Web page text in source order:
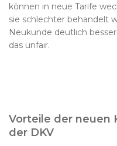
können in neue Tarife
sie schlechter behandelt
Neukunde deutlich
das unfair.
Vorteile der neuen
der DKV